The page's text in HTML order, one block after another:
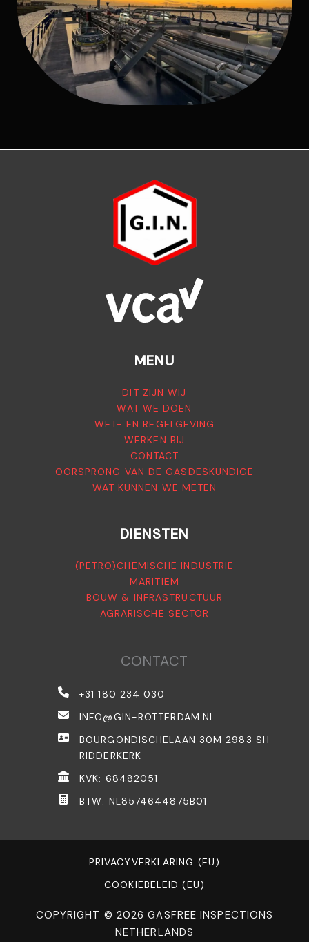
MENU
DIT ZIJN WIJ
WAT WE DOEN
WET- EN REGELGEVING
WERKEN BIJ
CONTACT
OORSPRONG VAN DE GASDESKUNDIGE
WAT KUNNEN WE METEN
DIENSTEN
(PETRO)CHEMISCHE INDUSTRIE
MARITIEM
BOUW & INFRASTRUCTUUR
AGRARISCHE SECTOR
CONTACT
+31 180 234 030
INFO@GIN-ROTTERDAM.NL
BOURGONDISCHELAAN 30M 2983 SH
RIDDERKERK
KVK: 68482051
BTW: NL8574644875B01
PRIVACYVERKLARING (EU)
COOKIEBELEID (EU)
COPYRIGHT © 2026 GASFREE INSPECTIONS
NETHERLANDS